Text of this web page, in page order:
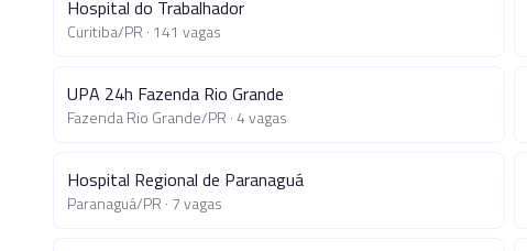
Hospital do Trabalhador
Curitiba/PR · 141 vagas
UPA 24h Fazenda Rio Grande
Fazenda Rio Grande/PR ·4vagas
Hospital Regional de Paranaguá
Paranaguá/PR · 7vagas